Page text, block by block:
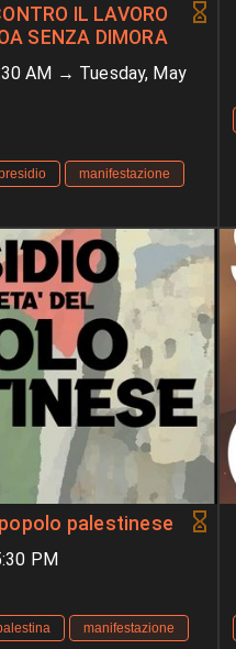
IL LAVORO
SENZA DIMORA
AM → Tuesday, May
manifestazione
palestinese
PM
manifestazione